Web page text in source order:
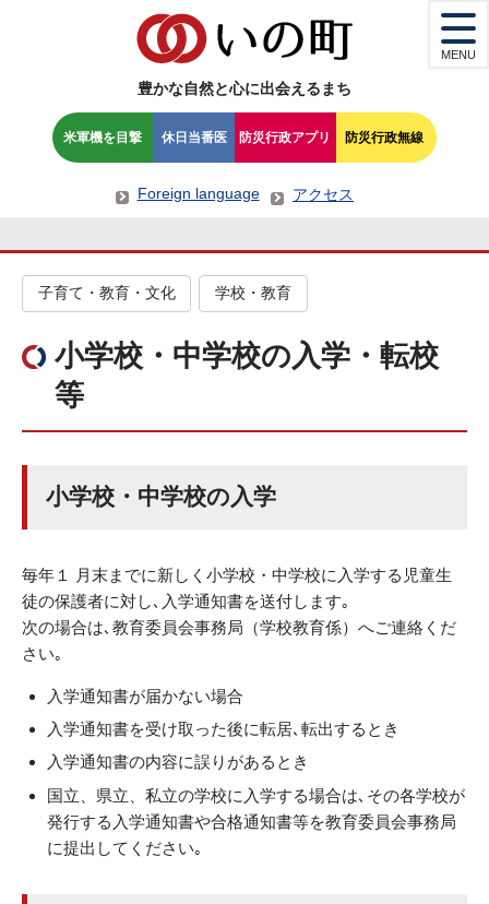
豊かな自然と心に出会えるまち
米軍機を目撃 休日当番医 防災行政アプリ 防災行政無線
Foreign language アクセス
MENU
子育て・教育・文化 学校・教育
小学校・中学校の入学・転校
等
小学校・中学校の入学
毎年１ 月末までに新しく小学校・中学校に入学する児童生
徒の保護者に対し､入学通知書を送付します｡
次の場合は､教育委員会事務局（学校教育係）へご連絡くだ
さい｡
入学通知書が届かない場合
入学通知書を受け取った後に転居､転出するとき
入学通知書の内容に誤りがあるとき
国立、県立、私立の学校に入学する場合は､その各学校が
発行する入学通知書や合格通知書等を教育委員会事務局
に提出してください｡